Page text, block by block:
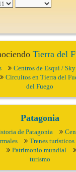
Tierra del
Centros de Esquí / Sky
Circuitos en Tierra del
del Fuego
Patagonia
de Patagonia
Trenes turísticos
Patrimonio mundial
turismo